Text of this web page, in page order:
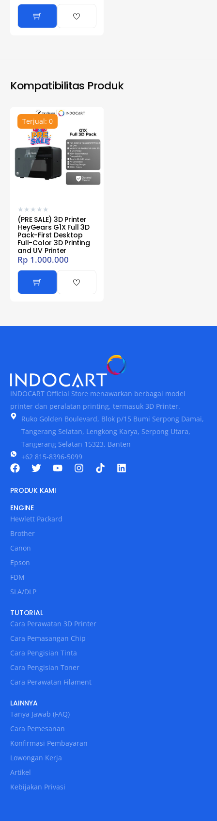
Kompatibilitas Produk
Terjual: 0
★ ★ ★ ★ ★
(PRE SALE) 3D Printer
HeyGears G1X Full 3D
Pack-First Desktop
Full-Color 3D Printing
and UV Printer
Rp 1.000.000
INDOCART Official Store menawarkan berbagai model
printer dan peralatan printing, termasuk 3D Printer.
Ruko Golden Boulevard, Blok p/15 Bumi Serpong Damai,
Tangerang Selatan, Lengkong Karya, Serpong Utara,
Tangerang Selatan 15323, Banten
+62 815-8396-5099
PRODUK KAMI
ENGINE
Hewlett Packard
Brother
Canon
Epson
FDM
SLA/DLP
TUTORIAL
Cara Perawatan 3D Printer
Cara Pemasangan Chip
Cara Pengisian Tinta
Cara Pengisian Toner
Cara Perawatan Filament
LAINNYA
Tanya Jawab (FAQ)
Cara Pemesanan
Konfirmasi Pembayaran
Lowongan Kerja
Artikel
Kebijakan Privasi